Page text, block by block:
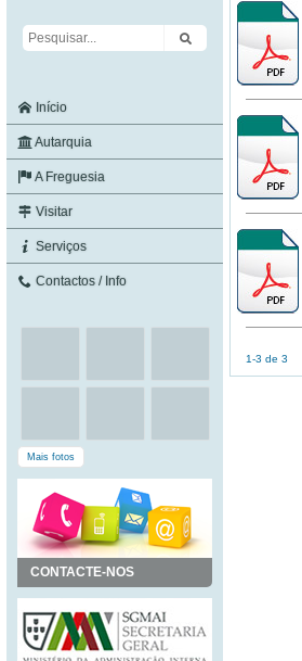
Início
Autarquia
A Freguesia
Visitar
Serviços
Contactos / Info
Mais fotos
CONTACTE-NOS
1-3 de 3